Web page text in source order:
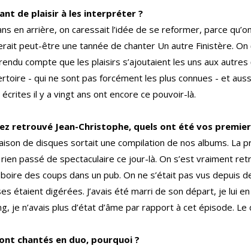
de plaisir à les interpréter ?
en arrière, on caressait l’idée de se reformer, parce
peut-être une tannée de chanter Un autre Finistère.
compte que les plaisirs s’ajoutaient les uns aux
- qui ne sont pas forcément les plus connues - et
il y a vingt ans ont encore ce pouvoir-là.
retrouvé Jean-Christophe, quels ont été vos
de disques sortait une compilation de nos albums. La
rien passé de spectaculaire ce jour-là. On s’est vraiment
des coups dans un pub. On ne s’était pas vus depuis
étaient digérées. J’avais été marri de son départ, je lui
je n’avais plus d’état d’âme par rapport à cet épisode.
chantés en duo, pourquoi ?